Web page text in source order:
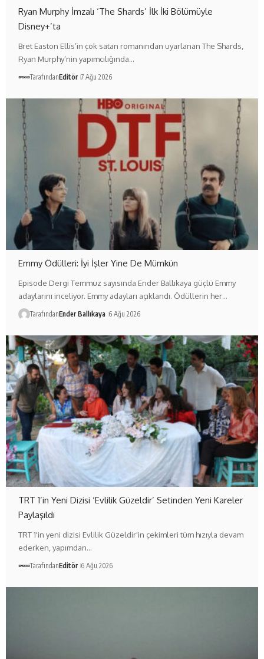
Ryan Murphy İmzalı ‘The Shards’ İlk İki Bölümüyle
Disney+’ta
Bret Easton Ellis’in çok satan romanından uyarlanan The Shards,
Ryan Murphy’nin yapımcılığında…
TarafındanEditör 7 Ağu 2026
Emmy Ödülleri: İyi İşler Yine De Mümkün
Episode Dergi Temmuz sayısında Ender Ballıkaya güçlü Emmy
adaylarını inceliyor. Emmy adayları açıklandı. Ödüllerin her…
TarafındanEnder Ballıkaya 6 Ağu 2026
TRT 1’in Yeni Dizisi ‘Evlilik Güzeldir’ Setinden Yeni Kareler
Paylaşıldı
TRT 1'in yeni dizisi Evlilik Güzeldir'in çekimleri tüm hızıyla devam
ederken, yapımdan…
TarafındanEditör 6 Ağu 2026